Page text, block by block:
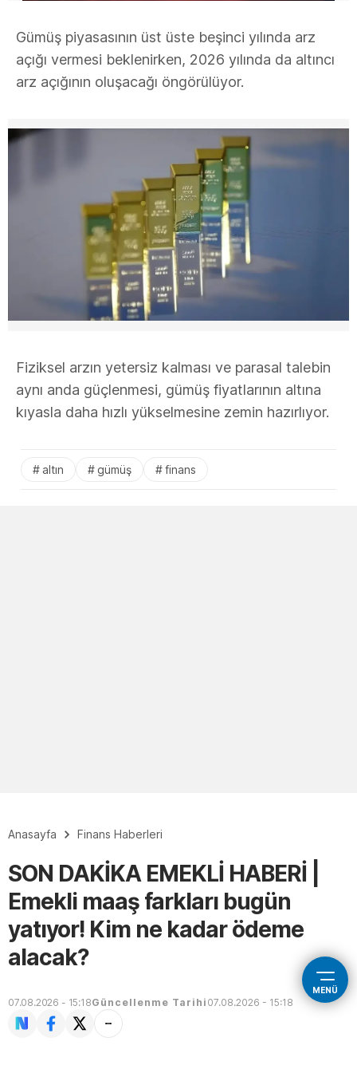
MENÜ
Gümüş piyasasının üst üste beşinci yılında arz
açığı vermesi beklenirken, 2026 yılında da altıncı
arz açığının oluşacağı öngörülüyor.
Fiziksel arzın yetersiz kalması ve parasal talebin
aynı anda güçlenmesi, gümüş fiyatlarının altına
kıyasla daha hızlı yükselmesine zemin hazırlıyor.
altın gümüş finans
Anasayfa Finans Haberleri
SON DAKİKA EMEKLİ HABERİ |
Emekli maaş farkları bugün
yatıyor! Kim ne kadar ödeme
alacak?
07.08.2026 - 15:18Güncellenme Tarihi 07.08.2026 - 15:18